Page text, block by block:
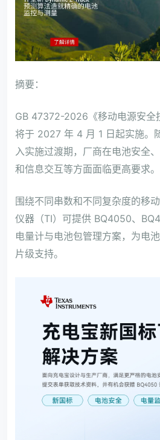
摘要：
GB 47372-2026《移动电源安全
将于 2027 年 4 月 1 日起实施。
入实施过渡期，厂商在电池安全
和信息交互等方面面临更高要求。
围绕不同串数和不同复杂度的移
仪器（TI）可提供 BQ4050、
电量计与电池包管理方案，为电
片级支持。